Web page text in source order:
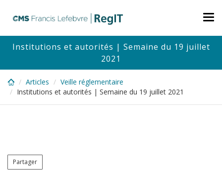
content
Institutions et autorités | Semaine du 19 juillet
2021
Articles
Veille réglementaire
Institutions et autorités | Semaine du 19 juillet 2021
Partager